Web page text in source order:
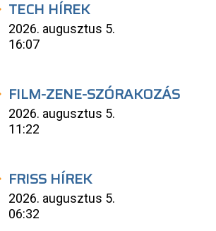
TECH HÍREK
2026. augusztus 5.
16:07
FILM-ZENE-SZÓRAKOZÁS
2026. augusztus 5.
11:22
FRISS HÍREK
2026. augusztus 5.
06:32